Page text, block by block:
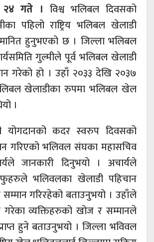
२४ गते । विश्व भलिबल दिवसको
पहिलो राष्ट्रिय भलिबल खेलाडी
हुनुभएको छ । जिल्ला भलिबल
गुल्मीले पूर्व भलिबल खेलाडी
गरेको हो । उहाँ २०३३ देखि २०३७
भलिबल खेलाडीका रुपमा भलिबल खेल
।
योगदानको कदर स्वरुप दिवसको
गरिएको भलिवल संघका महासचिव
जानकारी दिनुभयो । अचार्यले
भलिवलका खेलाडी पहिचान
गरिरहेको बताउनुभयो । उहाँले
गरेका व्यक्तिहरुको खोज र सम्मानले
हुने बताउनुभयो । जिल्ला भविवल